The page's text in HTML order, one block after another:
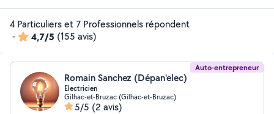
4 Particuliers et 7 Professionnels répondent
-
4,7/5 (155 avis)
Auto-entrepreneur
Romain Sanchez (Dépan'elec)
Electricien
Gilhac-et-Bruzac (Gilhac-et-Bruzac)
5/5 (2 avis)